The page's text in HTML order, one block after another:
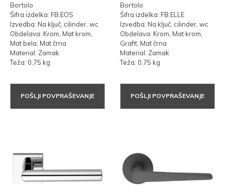
Bortolo
Šifra izdelka: FB.EOS
Izvedba: Na ključ, cilinder, wc
Obdelava: Krom, Mat krom,
Mat bela, Mat črna
Material: Zamak
Teža: 0,75 kg
POŠLJI POVPRAŠEVANJE
Bortolo
Šifra izdelka: FB.ELLE
Izvedba: Na ključ, cilinder, wc
Obdelava: Krom, Mat krom,
Grafit, Mat črna
Material: Zamak
Teža: 0,75 kg
POŠLJI POVPRAŠEVANJE